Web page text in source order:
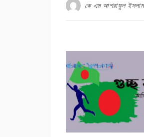
কে এম আশরাফুল ইসলাম